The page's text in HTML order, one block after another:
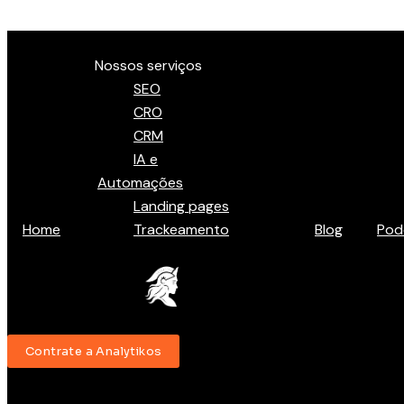
Home
Nossos serviços
SEO
CRO
CRM
IA e
Automações
Landing pages
Trackeamento
Blog
Contrate a Analytikos